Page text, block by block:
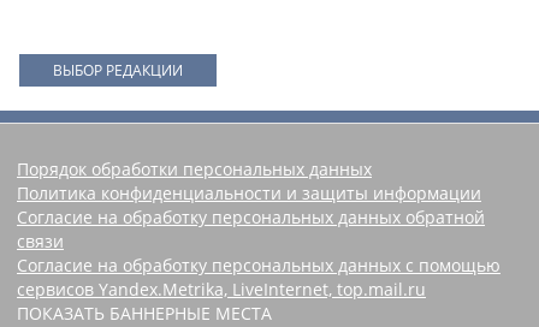
ВЫБОР РЕДАКЦИИ
Порядок обработки персональных данных
Политика конфиденциальности и защиты информации
Согласие на обработку персональных данных обратной
связи
Согласие на обработку персональных данных с помощью
сервисов Yandex.Metrika, LiveInternet, top.mail.ru
ПОКАЗАТЬ БАННЕРНЫЕ МЕСТА